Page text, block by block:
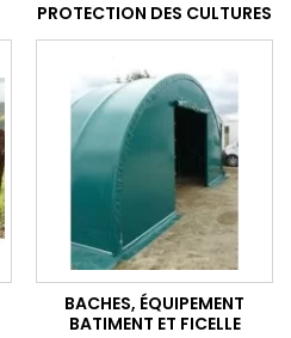
PROTECTION DES CULTURES
BACHES, ÉQUIPEMENT
BATIMENT ET FICELLE